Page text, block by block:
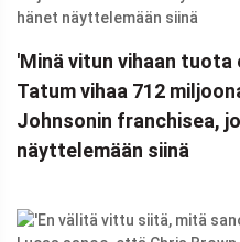
'Minä vitun vihaan tuota
Tatum vihaa 712
Johnsonin franchisea,
näyttelemään siinä